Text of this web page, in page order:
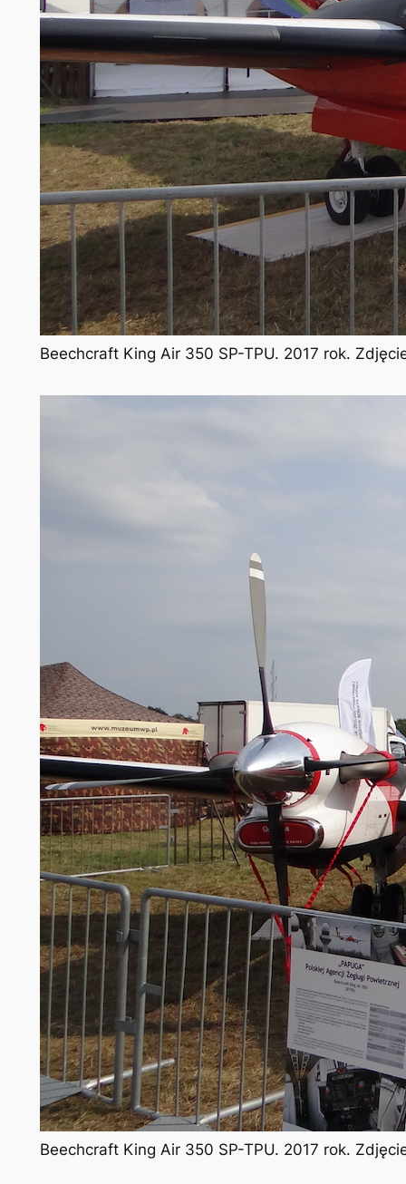
Beechcraft King Air 350 SP-TPU. 2017 rok.
Beechcraft King Air 350 SP-TPU. 2017 rok.